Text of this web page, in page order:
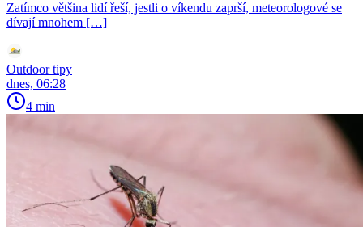
Zatímco většina lidí řeší, jestli o víkendu zaprší, meteorologové se
dívají mnohem […]
Outdoor tipy
dnes, 06:28
4 min